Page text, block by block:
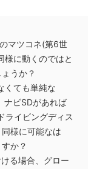
マツコネ(第6世
様に動くのではと
うか？
くても単純な
ナビSDがあれば
ライビングディス
様に可能なは
か？
る場合、グロー